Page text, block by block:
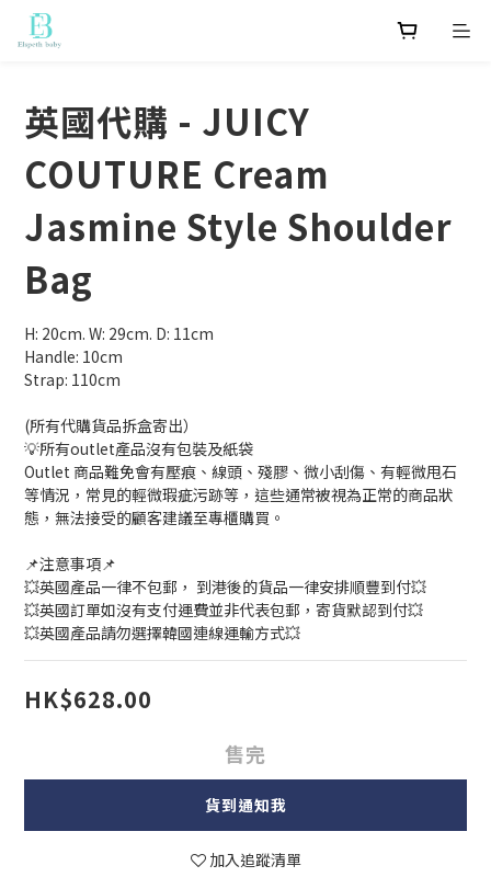
英國代購 - JUICY
COUTURE Cream
Jasmine Style Shoulder
Bag
H: 20cm. W: 29cm. D: 11cm
Handle: 10cm
Strap: 110cm
(所有代購貨品拆盒寄出）
💡所有outlet產品沒有包裝及紙袋
Outlet 商品難免會有壓痕、線頭、殘膠、微小刮傷、有輕微甩石
等情況，常見的輕微瑕疵污跡等，這些通常被視為正常的商品狀
態，無法接受的顧客建議至專櫃購買。
📌注意事項📌
💥英國產品一律不包郵， 到港後的貨品一律安排順豐到付💥
💥英國訂單如沒有支付運費並非代表包郵，寄貨默認到付💥
💥英國產品請勿選擇韓國連線運輸方式💥
HK$628.00
售完
貨到通知我
加入追蹤清單